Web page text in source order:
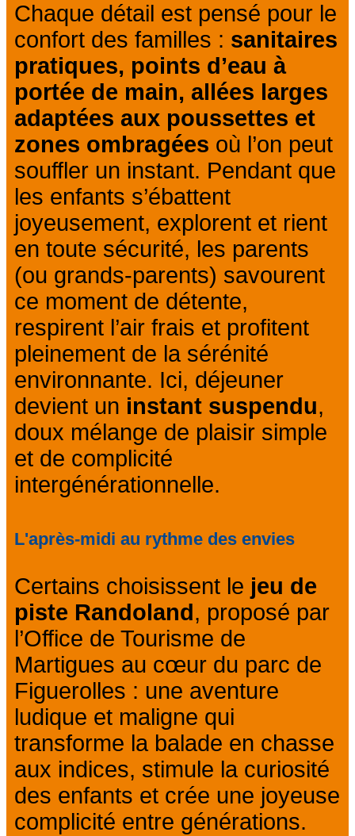
Chaque détail est pensé pour le
confort des familles : sanitaires
pratiques, points d’eau à
portée de main, allées larges
adaptées aux poussettes et
zones ombragées où l’on peut
souffler un instant. Pendant que
les enfants s’ébattent
joyeusement, explorent et rient
en toute sécurité, les parents
(ou grands-parents) savourent
ce moment de détente,
respirent l’air frais et profitent
pleinement de la sérénité
environnante. Ici, déjeuner
devient un instant suspendu,
doux mélange de plaisir simple
et de complicité
intergénérationnelle.
L'après-midi au rythme des envies
Certains choisissent le jeu de
piste Randoland, proposé par
l’Office de Tourisme de
Martigues au cœur du parc de
Figuerolles : une aventure
ludique et maligne qui
transforme la balade en chasse
aux indices, stimule la curiosité
des enfants et crée une joyeuse
complicité entre générations.